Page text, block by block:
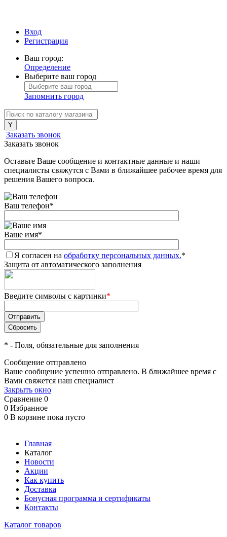
Вход
Регистрация
Ваш город:
Определение
Выберите ваш город
Запомнить город
Заказать звонок
Заказать звонок
Оставьте Ваше сообщение и контактные данные и наши
специалисты свяжутся с Вами в ближайшее рабочее время для
решения Вашего вопроса.
Ваш телефон*
Ваше имя*
Я согласен на обработку персональных данных.*
Защита от автоматического заполнения
Введите символы с картинки*
* - Поля, обязательные для заполнения
Сообщение отправлено
Ваше сообщение успешно отправлено. В ближайшее время с
Вами свяжется наш специалист
Закрыть окно
Сравнение 0
0 Избранное
0 В корзине пока пусто
Главная
Каталог
Новости
Акции
Как купить
Доставка
Бонусная программа и сертификаты
Контакты
Каталог товаров